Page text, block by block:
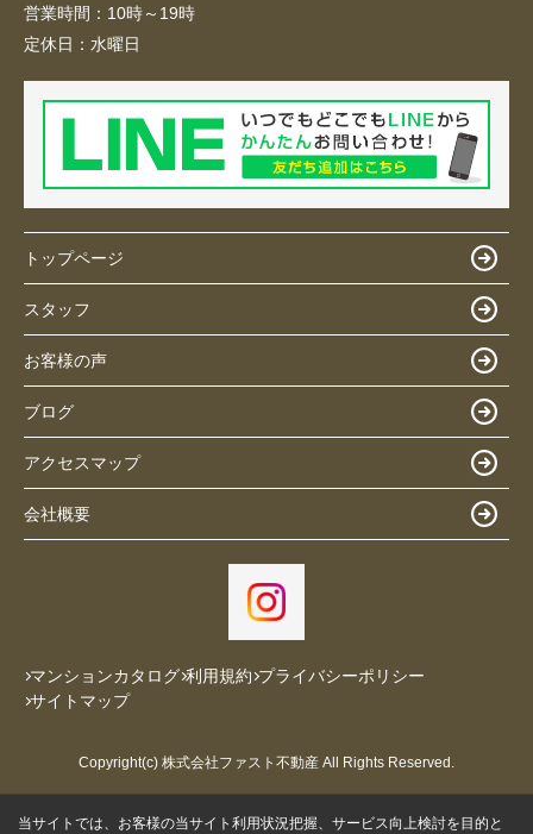
営業時間： 10時～19時
定休日： 水曜日
トップページ
スタッフ
お客様の声
ブログ
アクセスマップ
会社概要
マンションカタログ 利用規約 プライバシーポリシー
サイトマップ
Copyright(c) 株式会社ファスト不動産 All Rights Reserved.
当サイトでは、お客様の当サイト利用状況把握、サービス向上検討を目的と